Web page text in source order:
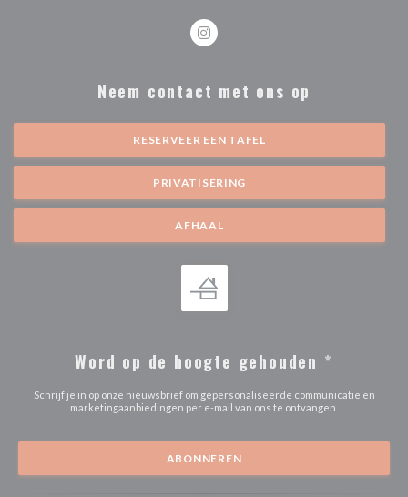
Instagram ((opent in een nieuw
Neem contact met ons op
RESERVEER EEN TAFEL
PRIVATISERING
AFHAAL
Word op de hoogte gehouden *
Schrijf je in op onze nieuwsbrief om gepersonaliseerde communicatie en
marketingaanbiedingen per e-mail van ons te ontvangen.
ABONNEREN